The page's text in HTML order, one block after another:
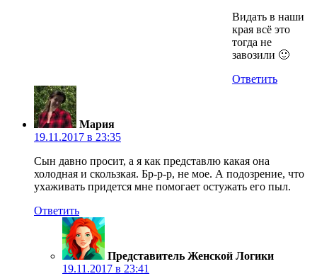
Видать в наши
края всё это
тогда не
завозили 🙂
Ответить
Мария
19.11.2017 в 23:35
Сын давно просит, а я как представлю какая она
холодная и скользкая. Бр-р-р, не мое. А подозрение, что
ухаживать придется мне помогает остужать его пыл.
Ответить
Представитель Женской Логики
19.11.2017 в 23:41